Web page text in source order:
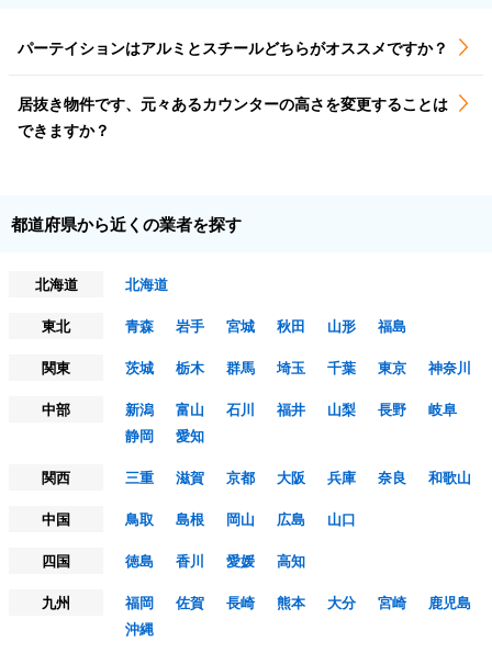
パーテイションはアルミとスチールどちらがオススメですか？
居抜き物件です、元々あるカウンターの高さを変更することは
できますか？
都道府県から近くの業者を探す
北海道
北海道
東北
青森 岩手 宮城 秋田 山形
福島
関東
茨城 栃木 群馬 埼玉 千葉 東京
神奈川
中部
新潟 富山 石川 福井 山梨 長野
岐阜
静岡
愛知
関西
三重 滋賀 京都 大阪 兵庫 奈良
和歌山
中国
鳥取 島根 岡山 広島
山口
四国
徳島 香川 愛媛
高知
九州
福岡 佐賀 長崎 熊本 大分 宮崎
鹿児島
沖縄